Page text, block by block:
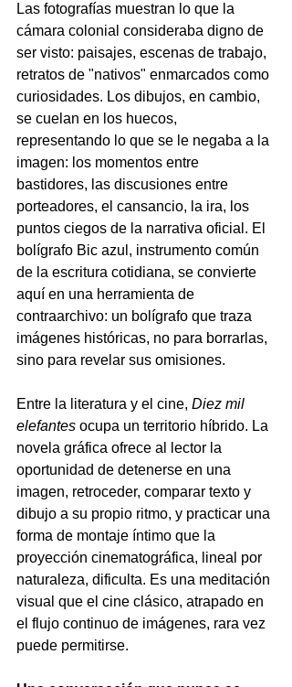
Las fotografías muestran lo que la
cámara colonial consideraba digno de
ser visto: paisajes, escenas de trabajo,
retratos de "nativos" enmarcados como
curiosidades. Los dibujos, en cambio,
se cuelan en los huecos,
representando lo que se le negaba a la
imagen: los momentos entre
bastidores, las discusiones entre
porteadores, el cansancio, la ira, los
puntos ciegos de la narrativa oficial. El
bolígrafo Bic azul, instrumento común
de la escritura cotidiana, se convierte
aquí en una herramienta de
contraarchivo: un bolígrafo que traza
imágenes históricas, no para borrarlas,
sino para revelar sus omisiones.
Entre la literatura y el cine, Diez mil
elefantes ocupa un territorio híbrido. La
novela gráfica ofrece al lector la
oportunidad de detenerse en una
imagen, retroceder, comparar texto y
dibujo a su propio ritmo, y practicar una
forma de montaje íntimo que la
proyección cinematográfica, lineal por
naturaleza, dificulta. Es una meditación
visual que el cine clásico, atrapado en
el flujo continuo de imágenes, rara vez
puede permitirse.